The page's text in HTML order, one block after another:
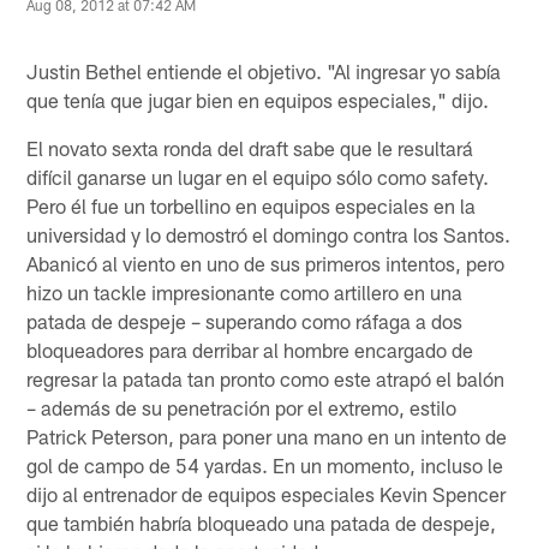
Aug 08, 2012 at 07:42 AM
Justin Bethel entiende el objetivo. "Al ingresar yo sabía
que tenía que jugar bien en equipos especiales," dijo.
El novato sexta ronda del draft sabe que le resultará
difícil ganarse un lugar en el equipo sólo como safety.
Pero él fue un torbellino en equipos especiales en la
universidad y lo demostró el domingo contra los Santos.
Abanicó al viento en uno de sus primeros intentos, pero
hizo un tackle impresionante como artillero en una
patada de despeje – superando como ráfaga a dos
bloqueadores para derribar al hombre encargado de
regresar la patada tan pronto como este atrapó el balón
– además de su penetración por el extremo, estilo
Patrick Peterson, para poner una mano en un intento de
gol de campo de 54 yardas. En un momento, incluso le
dijo al entrenador de equipos especiales Kevin Spencer
que también habría bloqueado una patada de despeje,